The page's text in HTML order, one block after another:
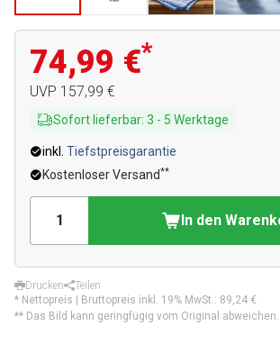
74,99 €*
UVP 157,99 €
Sofort lieferbar: 3 - 5 Werktage
inkl. Tiefstpreisgarantie
Kostenloser Versand**
In den
Drucken
Teilen
* Nettopreis | Bruttopreis inkl. 19% MwSt.: 89,24 €
** Das Bild kann geringfügig vom Original abweichen.